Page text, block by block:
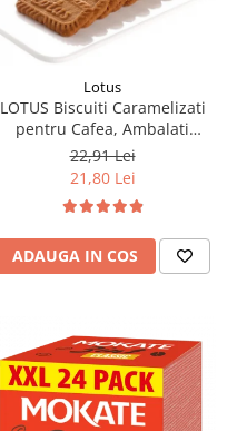
Lotus
LOTUS Biscuiti Caramelizati
pentru Cafea, Ambalati
Individual 50buc 312.5g
22,91 Lei
21,80 Lei
ADAUGA IN COS